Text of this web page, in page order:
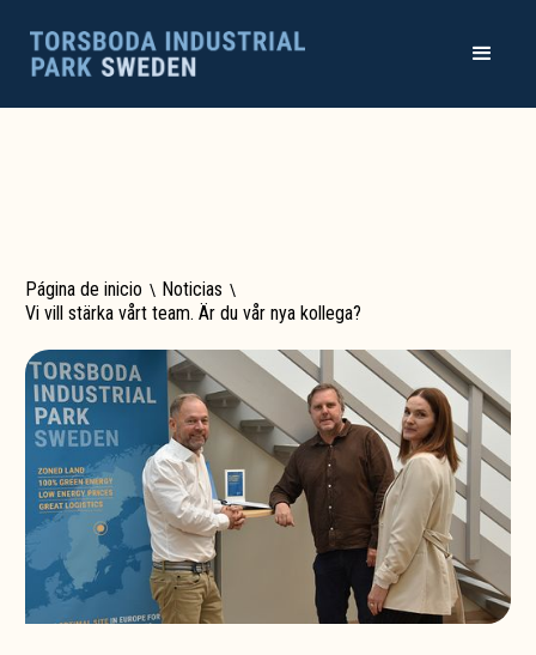
Página de inicio \ Noticias \
Vi vill stärka vårt team. Är du vår nya kollega?